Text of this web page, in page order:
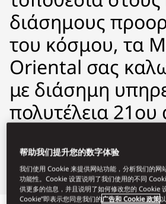
διάσημους
του κόσμου, τα
Oriental σας
με διάσημη
πολυτέλεια
Ανατολής.
帮助我们提升您的数字体验
我们使用 Cookie 来提供网站功能，分析我们的网
功能性。Cookie 设置说明了我们使用的不同
供更多的信息，并且说明了如何修改您的 Cookie
Cookie”即表示您同意我们的广告和 Cookie 政策